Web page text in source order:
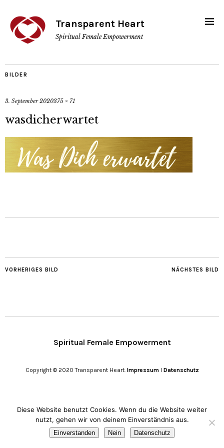
Transparent Heart
Spiritual Female Empowerment
BILDER
3. September 2020375 × 71
wasdicherwartet
NÄCHSTES BILD
VORHERIGES BILD
Spiritual Female Empowerment
Copyright © 2020 Transparent Heart. ImpressumI Datenschutz
Diese Website benutzt Cookies. Wenn du die Website weiter
nutzt, gehen wir von deinem Einverständnis aus.
Einverstanden Nein Datenschutz